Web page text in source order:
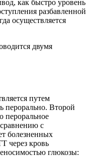
как быстро уровень
разбавленной
осуществляется
двумя
путем
перорально. Второй
пероральное
с
болезненных
через кровь
глюкозы: